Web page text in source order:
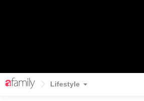
Lifestyle